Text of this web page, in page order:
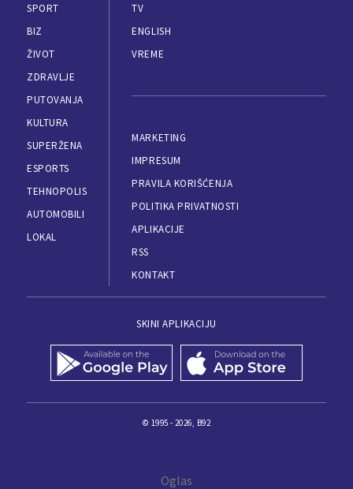
SPORT
BIZ
ŽIVOT
ZDRAVLJE
PUTOVANJA
KULTURA
SUPERŽENA
ESPORTS
TEHNOPOLIS
AUTOMOBILI
LOKAL
TV
ENGLISH
VREME
MARKETING
IMPRESUM
PRAVILA KORIŠĆENJA
POLITIKA PRIVATNOSTI
APLIKACIJE
RSS
KONTAKT
SKINI APLIKACIJU
© 1995 - 2026, B92